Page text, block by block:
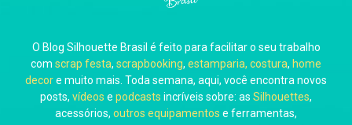
Carol Pessoa
O Blog Silhouette Brasil é feito para facilitar o seu trabalho
com scrap festa, scrapbooking, estamparia, costura, home
decore muito mais. Toda semana, aqui, você encontra novos
posts, vídeos e podcasts incríveis sobre: as Silhouettes,
acessórios, outros equipamentos e ferramentas,